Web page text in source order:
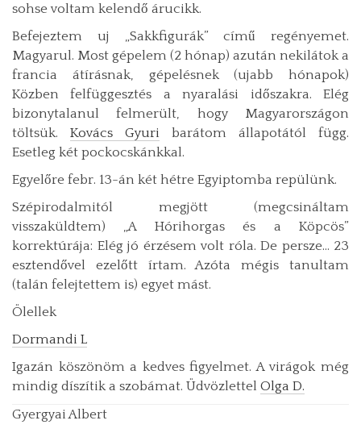
sohse voltam kelendő árucikk.
Befejeztem uj „Sakkfigurák” című regényemet.
Magyarul. Most gépelem (2 hónap) azután nekilátok a
francia átírásnak, gépelésnek (ujabb hónapok)
Közben felfüggesztés a nyaralási időszakra. Elég
bizonytalanul felmerült, hogy Magyarországon
töltsük. Kovács Gyuri barátom állapotától függ.
Esetleg két pockocskánkkal.
Egyelőre febr. 13-án két hétre Egyiptomba repülünk.
Szépirodalmitól megjött (megcsináltam
visszaküldtem) „A Hórihorgas és a Köpcös”
korrektúrája: Elég jó érzésem volt róla. De persze… 23
esztendővel ezelőtt írtam. Azóta mégis tanultam
(talán felejtettem is) egyet mást.
Ölellek
Dormandi L
Igazán köszönöm a kedves figyelmet. A virágok még
mindig díszítik a szobámat. Üdvözlettel Olga D.
Gyergyai Albert